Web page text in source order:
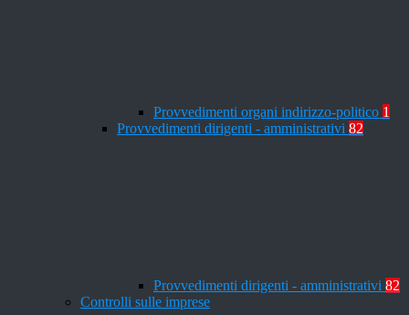
Provvedimenti organi indirizzo-politico 1
Provvedimenti dirigenti - amministrativi 82
Provvedimenti dirigenti - amministrativi 82
Controlli sulle imprese